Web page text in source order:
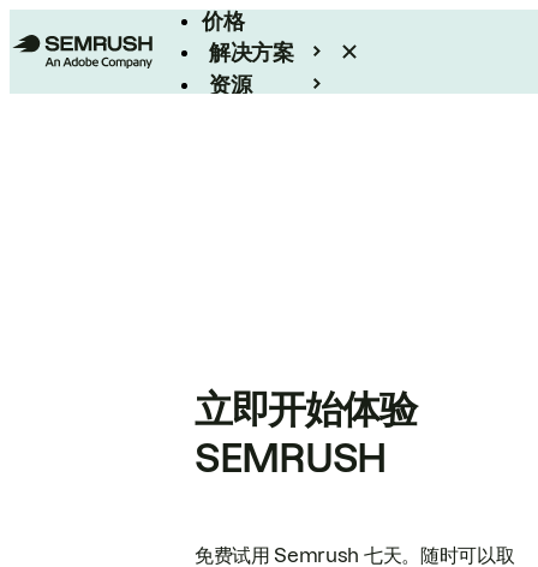
价格
解决方案
资源
立即开始体验
SEMRUSH
免费试用 Semrush 七天。随时可以取